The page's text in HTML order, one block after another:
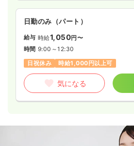
日勤のみ（パート）
給与 時給1,050円〜
時間 9:00～12:30
日祝休み
時給1,000円以上可
気になる